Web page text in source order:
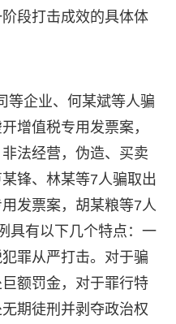
段打击成效的具体体
等企业、何某斌等人骗
增值税专用发票案，
法经营，伪造、买卖
锋、林某等7人骗取出
发票案，胡某粮等7人
具有以下几个特点：一
罪从严打击。对于骗
额罚金，对于罪行特
期徒刑并剥夺政治权